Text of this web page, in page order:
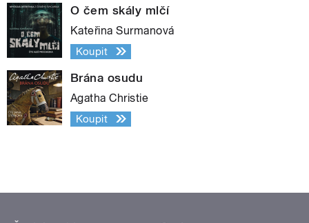
O čem skály mlčí
Kateřina Surmanová
Koupit
Brána osudu
Agatha Christie
Koupit